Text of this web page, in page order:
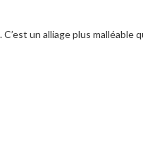
un alliage plus